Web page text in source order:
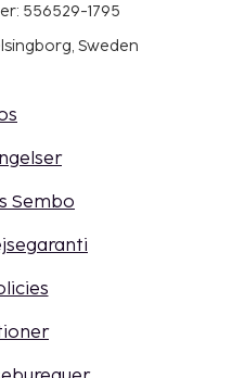
556529-1795
Sweden
Sembo